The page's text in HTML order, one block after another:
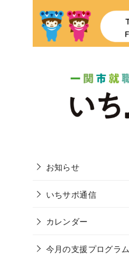
お知らせ
いちサポ通信
カレンダー
今月の支援プログラム